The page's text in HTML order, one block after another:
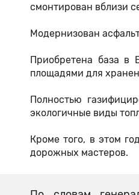
смонтирован вблизи
Модернизован
Приобретена база в
площадями для
Полностью
экологичные виды
Кроме того, в этом
дорожных мастеров.